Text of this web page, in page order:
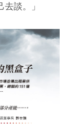
談。」